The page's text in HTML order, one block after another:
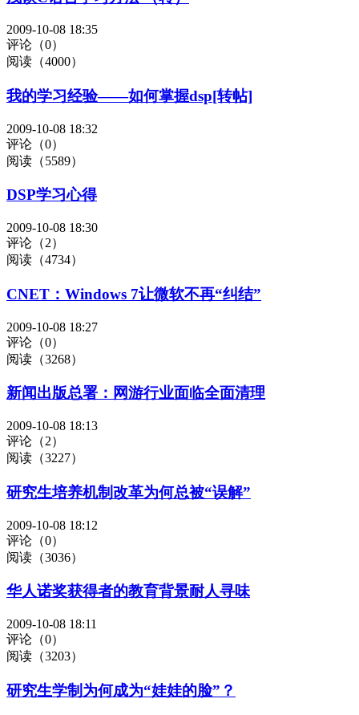
2009-10-08 18:35
评论（0）
阅读（4000）
我的学习经验――如何掌握dsp[转帖]
2009-10-08 18:32
评论（0）
阅读（5589）
DSP学习心得
2009-10-08 18:30
评论（2）
阅读（4734）
CNET：Windows 7让微软不再“纠结”
2009-10-08 18:27
评论（0）
阅读（3268）
新闻出版总署：网游行业面临全面清理
2009-10-08 18:13
评论（2）
阅读（3227）
研究生培养机制改革为何总被“误解”
2009-10-08 18:12
评论（0）
阅读（3036）
华人诺奖获得者的教育背景耐人寻味
2009-10-08 18:11
评论（0）
阅读（3203）
研究生学制为何成为“娃娃的脸”？